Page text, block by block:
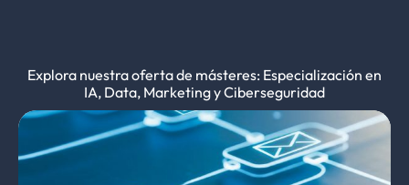
Explora nuestra oferta de másteres: Especialización en
IA, Data, Marketing y Ciberseguridad